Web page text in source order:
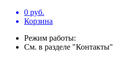
0 руб.
Корзина
Режим работы:
См. в разделе "Контакты"